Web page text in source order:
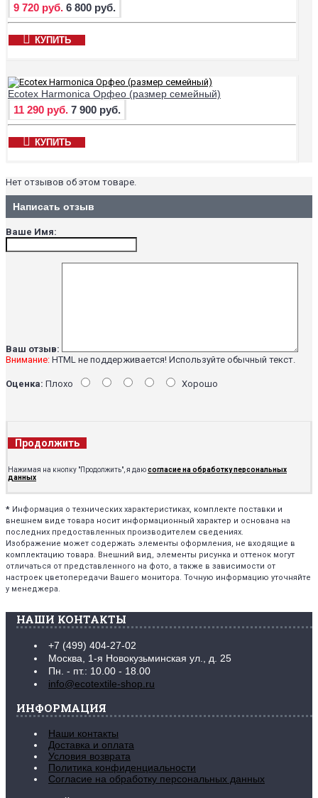
9 720 руб. 6 800 руб.
КУПИТЬ
Ecotex Harmonica Орфео (размер семейный)
11 290 руб. 7 900 руб.
КУПИТЬ
Нет отзывов об этом товаре.
Написать отзыв
Ваше Имя:
Ваш отзыв:
Внимание: HTML не поддерживается! Используйте обычный текст.
Оценка: Плохо Хорошо
Продолжить
Нажимая на кнопку "Продолжить", я даюсогласие на обработку персональных
данных
* Информация о технических характеристиках, комплекте поставки и
внешнем виде товара носит информационный характер и основана на
последних предоставленных производителем сведениях.
Изображение может содержать элементы оформления, не входящие в
комплектацию товара. Внешний вид, элементы рисунка и оттенок могут
отличаться от представленного на фото, а также в зависимости от
настроек цветопередачи Вашего монитора. Точную информацию уточняйте
у менеджера.
НАШИ КОНТАКТЫ
+7 (499) 404-27-02
Москва, 1-я Новокузьминская ул., д. 25
Пн. - пт.: 10.00 - 18.00
info@ecotextile-shop.ru
ИНФОРМАЦИЯ
Наши контакты
Доставка и оплата
Условия возврата
Политика конфиденциальности
Согласие на обработку персональных данных